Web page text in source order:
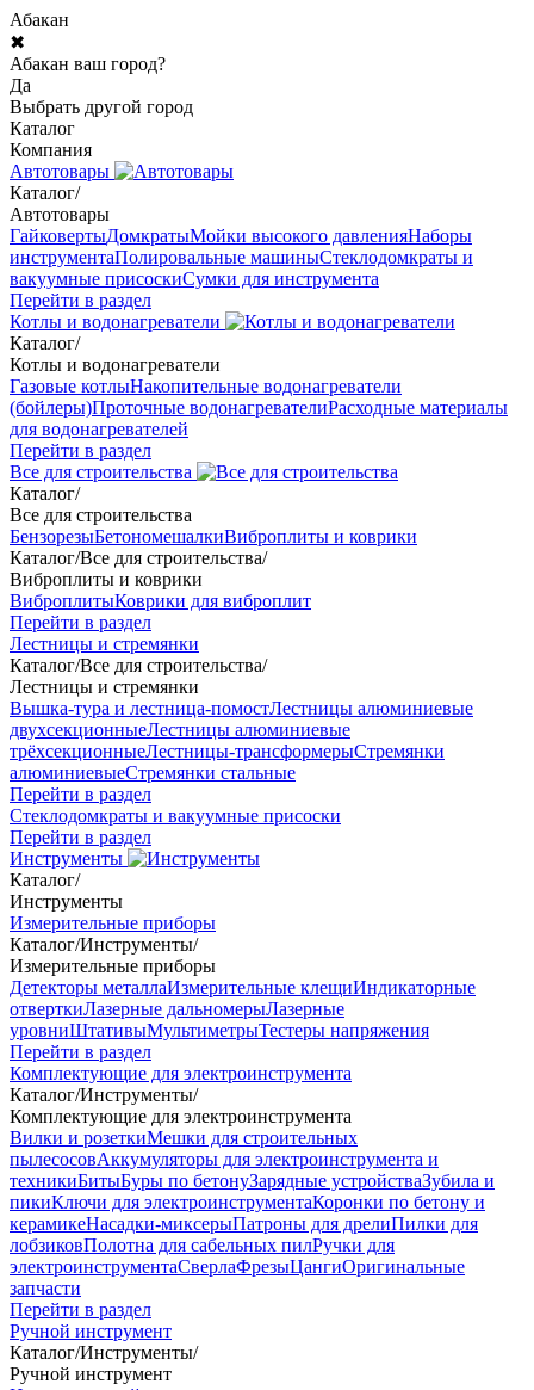
Абакан
✖
Абакан ваш город?
Да
Выбрать другой город
Каталог
Компания
Автотовары
Каталог/
Автотовары
ГайковертыДомкратыМойки высокого давленияНаборы
инструментаПолировальные машиныСтеклодомкраты и
вакуумные присоскиСумки для инструмента
Перейти в раздел
Котлы и водонагреватели
Каталог/
Котлы и водонагреватели
Газовые котлыНакопительные водонагреватели
(бойлеры)Проточные водонагревателиРасходные материалы
для водонагревателей
Перейти в раздел
Все для строительства
Каталог/
Все для строительства
БензорезыБетономешалкиВиброплиты и коврики
Каталог/Все для строительства/
Виброплиты и коврики
ВиброплитыКоврики для виброплит
Перейти в раздел
Лестницы и стремянки
Каталог/Все для строительства/
Лестницы и стремянки
Вышка-тура и лестница-помостЛестницы алюминиевые
двухсекционныеЛестницы алюминиевые
трёхсекционныеЛестницы-трансформерыСтремянки
алюминиевыеСтремянки стальные
Перейти в раздел
Стеклодомкраты и вакуумные присоски
Перейти в раздел
Инструменты
Каталог/
Инструменты
Измерительные приборы
Каталог/Инструменты/
Измерительные приборы
Детекторы металлаИзмерительные клещиИндикаторные
отверткиЛазерные дальномерыЛазерные
уровниШтативыМультиметрыТестеры напряжения
Перейти в раздел
Комплектующие для электроинструмента
Каталог/Инструменты/
Комплектующие для электроинструмента
Вилки и розеткиМешки для строительных
пылесосовАккумуляторы для электроинструмента и
техникиБитыБуры по бетонуЗарядные устройстваЗубила и
пикиКлючи для электроинструментаКоронки по бетону и
керамикеНасадки-миксерыПатроны для дрелиПилки для
лобзиковПолотна для сабельных пилРучки для
электроинструментаСверлаФрезыЦангиОригинальные
запчасти
Перейти в раздел
Ручной инструмент
Каталог/Инструменты/
Ручной инструмент